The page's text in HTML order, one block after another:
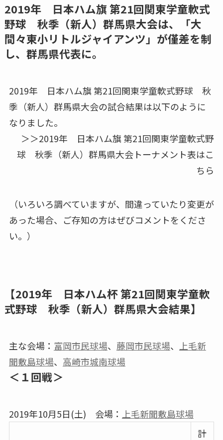
2019年 日本ハム旗 第21回関東学童軟式
野球 秋季（新人）群馬県大会は、「大
間々東小リトルジャイアンツ」が僅差を制
し、群馬県代表に。
2019年 日本ハム旗 第21回関東学童軟式野球 秋
季（新人）群馬県大会の試合結果は以下のように
なりました。
＞＞2019年 日本ハム旗 第21回関東学童軟式野
球 秋季（新人）群馬県大会トーナメント表はこ
ちら
（いろいろ調べていますが、間違っていたり変更が
あった場合、ご存知の方はぜびコメントをくださ
い。）
【2019年 日本ハム杯 第21回関東学童軟
式野球 秋季（新人）群馬県大会結果】
主な会場： 富岡市民球場、 藤岡市民球場、
上毛新
聞敷島球場、 高崎市城南球場
＜１回戦＞
2019年10月5日(土) 会場： 上毛新聞敷島球場
計